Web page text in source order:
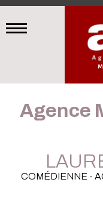
Agence
COMÉDIENNE -